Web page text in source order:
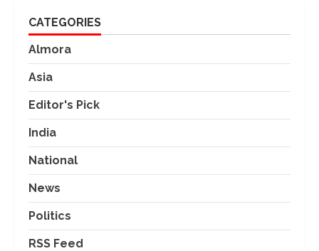
CATEGORIES
Almora
Asia
Editor's Pick
India
National
News
Politics
RSS Feed